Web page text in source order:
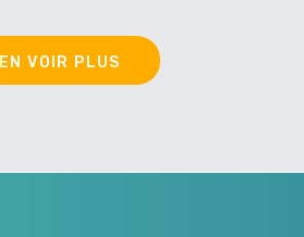
EN VOIR PLUS